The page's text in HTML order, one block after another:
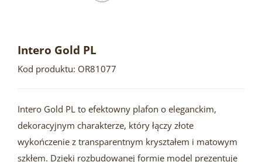
Intero Gold PL
Kod produktu: OR81077
Intero Gold PL to efektowny plafon o eleganckim,
dekoracyjnym charakterze, który łączy złote
wykończenie z transparentnym kryształem i matowym
szkłem. Dzięki rozbudowanej formie model prezentuje